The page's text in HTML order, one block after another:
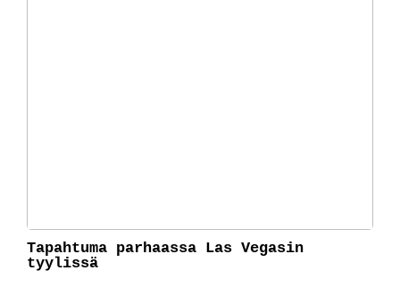
Tapahtuma parhaassa Las Vegasin
tyylissä